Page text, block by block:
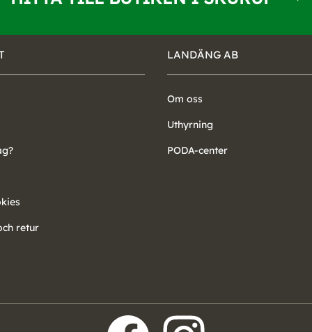
retur
LANDÄNG AB
Om oss
Uthyrning
PODA-center